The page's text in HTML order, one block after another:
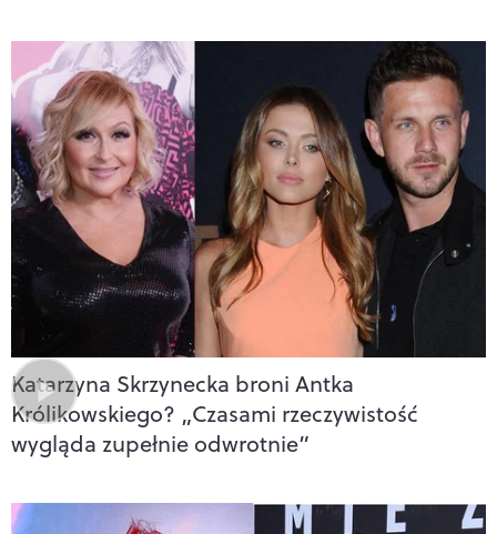
Katarzyna Skrzynecka broni Antka
Królikowskiego? „Czasami rzeczywistość
wygląda zupełnie odwrotnie”